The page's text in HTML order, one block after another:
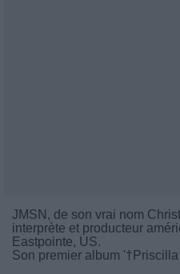
JMSN, de son vrai nom
interprète et producteur
Eastpointe, US.
Son premier album